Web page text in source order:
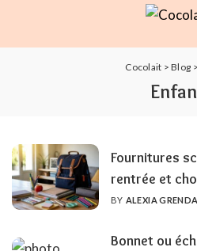
Cocolait >Blog >
Fournitures
rentrée et
POSTED
BY ALEXIA
Bonnet ou